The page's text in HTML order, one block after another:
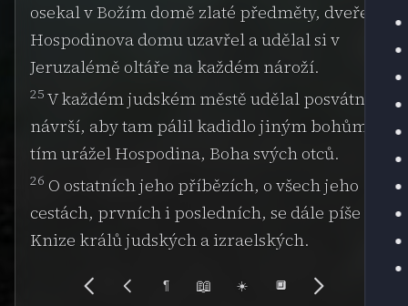
osekal v Božím domě zlaté předměty, dveře
Hospodinova domu uzavřel a udělal si v
Jeruzalémě oltáře na každém nároží.
25 V každém judském městě udělal posvátná
návrší, aby tam pálil kadidlo jiným bohům;
tím urážel Hospodina, Boha svých otců.
26 O ostatních jeho příbězích, o všech jeho
cestách, prvních i posledních, se dále píše v
Knize králů judských a izraelských.
¶ 📖 ☀️ 🔲